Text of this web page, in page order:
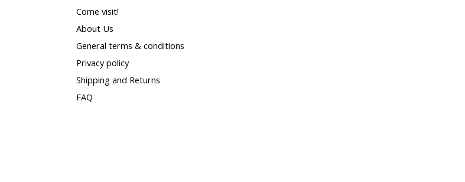
Come visit!
About Us
General terms & conditions
Privacy policy
Shipping and Returns
FAQ